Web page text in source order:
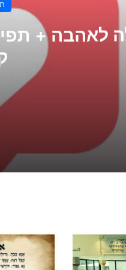
לזוגיות טובה 3 חלקים קצרים
קללות ועין הרע